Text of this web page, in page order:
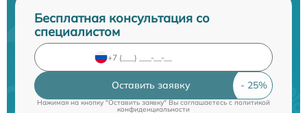
Бесплатная консультация со
специалистом
Оставить заявку
Нажимая на кнопку "Оставить заявку" Вы соглашаетесь cполитикой
конфиденциальности